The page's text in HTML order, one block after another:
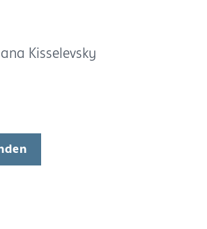
Kisselevsky